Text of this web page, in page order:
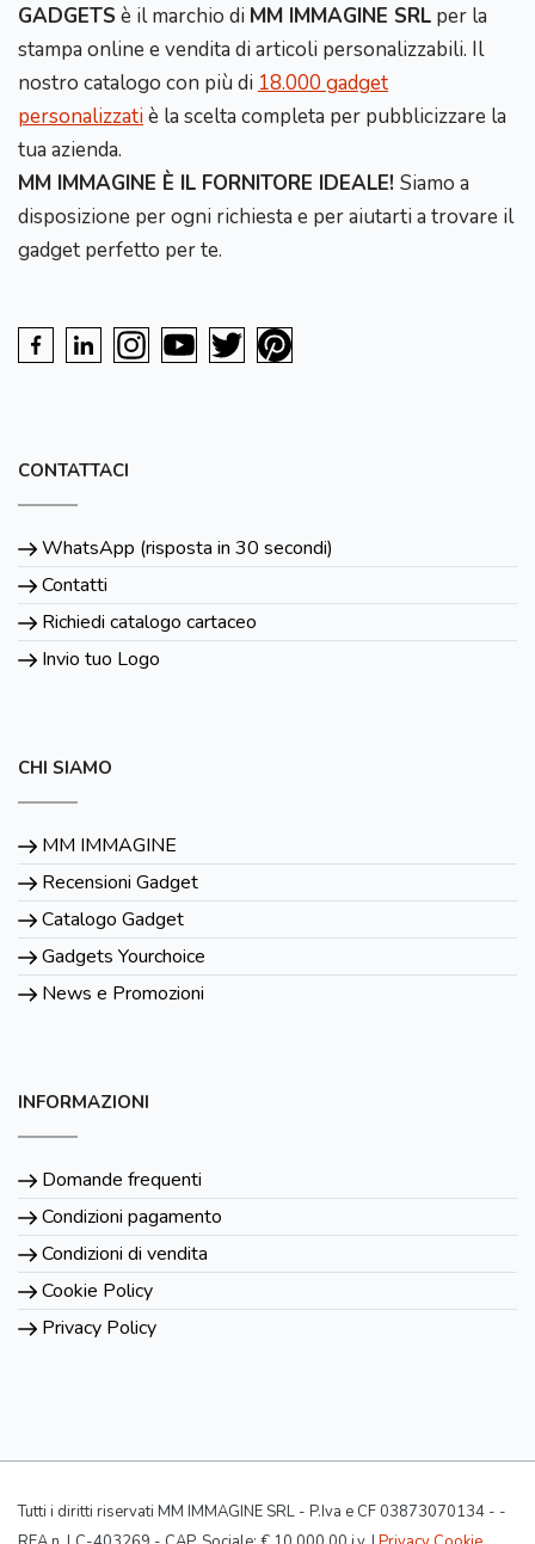
GADGETS è il marchio di MM IMMAGINE SRL per la
stampa online e vendita di articoli personalizzabili. Il
nostro catalogo con più di 18.000 gadget
personalizzatiè la scelta completa per pubblicizzare la
tua azienda.
MM IMMAGINE È IL FORNITORE IDEALE! Siamo a
disposizione per ogni richiesta e per aiutarti a trovare il
gadget perfetto per te.
CONTATTACI
WhatsApp (risposta in 30 secondi)
Contatti
Richiedi catalogo cartaceo
Invio tuo Logo
CHI SIAMO
MM IMMAGINE
Recensioni Gadget
Catalogo Gadget
Gadgets Yourchoice
News e Promozioni
INFORMAZIONI
Domande frequenti
Condizioni pagamento
Condizioni di vendita
Cookie Policy
Privacy Policy
Tutti i diritti riservati MM IMMAGINE SRL - P.Iva e CF 03873070134 - -